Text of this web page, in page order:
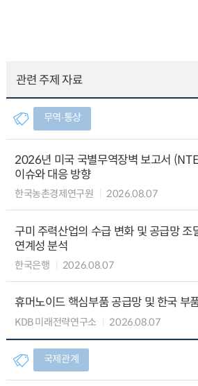
관련 주제 자료
무역∙통상
2026년 미국 국별무역장벽 보고서
이슈와 대응 방향
한국농촌경제연구원 2026.08.07
구미 주력산업의 수급 변화 및 공급망 조
연계성 분석
한국은행 2026.08.07
휴머노이드 핵심부품 공급망 및 한국 부
KDB 미래전략연구소 2026.08.07
국제관계